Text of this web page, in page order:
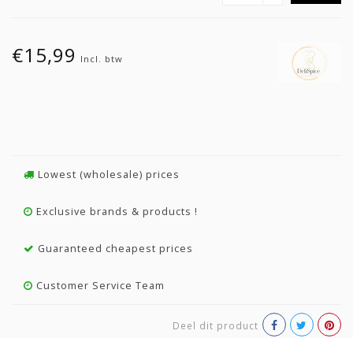
€15,99 Incl. btw
Lowest (wholesale) prices
Exclusive brands & products !
Guaranteed cheapest prices
Customer Service Team
Deel dit product